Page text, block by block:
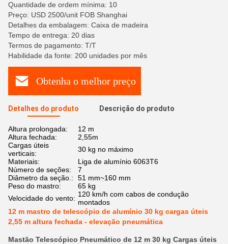
Quantidade de ordem mínima: 10
Preço: USD 2500/unit FOB Shanghai
Detalhes da embalagem: Caixa de madeira
Tempo de entrega: 20 dias
Termos de pagamento: T/T
Habilidade da fonte: 200 unidades por mês
Obtenha o melhor preço
Detalhes do produto Descrição do produto
Altura prolongada:
12 m
Altura fechada:
2,55m
Cargas úteis
verticais:
30 kg no máximo
Materiais:
Liga de alumínio 6063T6
Número de seções:
7
Diâmetro da seção.:
51 mm~160 mm
Peso do mastro:
65 kg
Velocidade do vento: 120 km/h com cabos de condução
montados
12 m mastro de telescópio de alumínio 30 kg cargas úteis
2,55 m altura fechada - elevação pneumática
Mastão Telescópico Pneumático de 12 m 30 kg Cargas úteis